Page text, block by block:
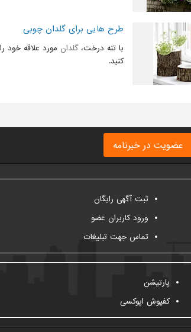
طرح هایی برای گلدان چوبی
با تنه درخت،گلدان مورد علاقه خود
کنید.
عضویت در خبرنامه
ثبت آگهی رایگان
ورود کاربران عضو
تماس جهت تبلیغات
پارتیشن
کفپوش اپوکسی